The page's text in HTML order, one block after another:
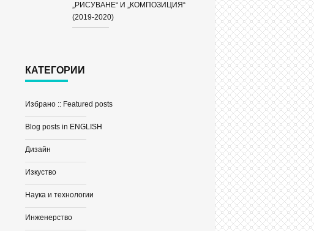
„РИСУВАНЕ“ И „КОМПОЗИЦИЯ“
(2019-2020)
КАТЕГОРИИ
Избрано :: Featured posts
Blog posts in ENGLISH
Дизайн
Изкуство
Наука и технологии
Инженерство